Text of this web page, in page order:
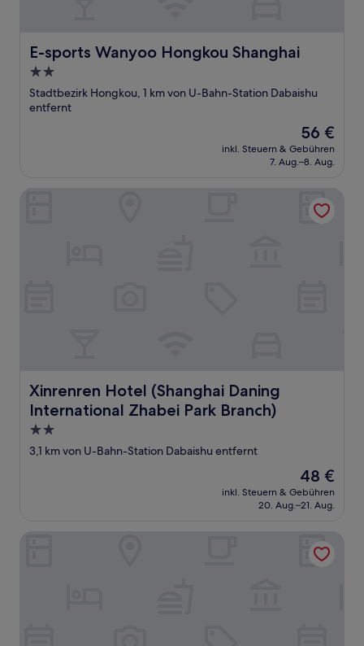
E-sports Wanyoo Hongkou Shanghai
E-sports Wanyoo Hongkou Shanghai
2.0-
Sterne-
Unterkunft
Stadtbezirk Hongkou, 1 km von U-Bahn-Station Dabaishu
entfernt
Der
Preis
beträgt
56 €
inkl. Steuern & Gebühren
7. Aug.–8. Aug.
Xinrenren Hotel (Shanghai Daning
International Zhabei Park Branch)
Xinrenren Hotel (Shanghai Daning International Zhabei
2.0-
Sterne-
3,1 km von U-Bahn-Station Dabaishu entfernt
Der
Preis
beträgt
48 €
inkl. Steuern & Gebühren
20. Aug.–21. Aug.
Xinrenren Hotel (Shanghai Daning International Zhabei